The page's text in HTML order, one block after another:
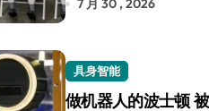
7 月 30 , 2026
具身智能
做机器人的波士顿